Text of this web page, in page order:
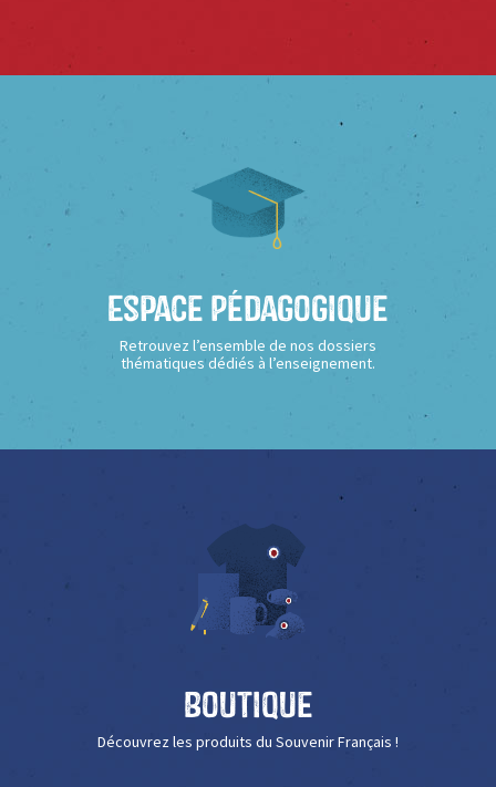
Espace Pédagogique
Retrouvez l’ensemble de nos dossiers
thématiques dédiés à l’enseignement.
Boutique
Découvrez les produits du Souvenir Français !